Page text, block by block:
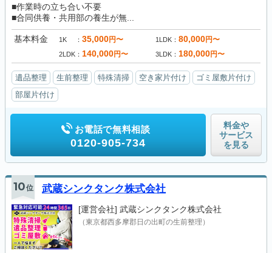
■作業時の立ち合い不要
■合同供養・共用部の養生が無...
基本料金 1K 35,000円〜 1LDK 80,000円〜
2LDK 140,000円〜 3LDK 180,000円〜
遺品整理 生前整理 特殊清掃 空き家片付け
ゴミ屋敷片付け
部屋片付け
お電話で無料相談
0120-905-734
料金や
サービス
を見る
10位 武蔵シンクタンク株式会社
[運営会社] 武蔵シンクタンク株式会社
（東京都西多摩郡日の出町の生前整理）